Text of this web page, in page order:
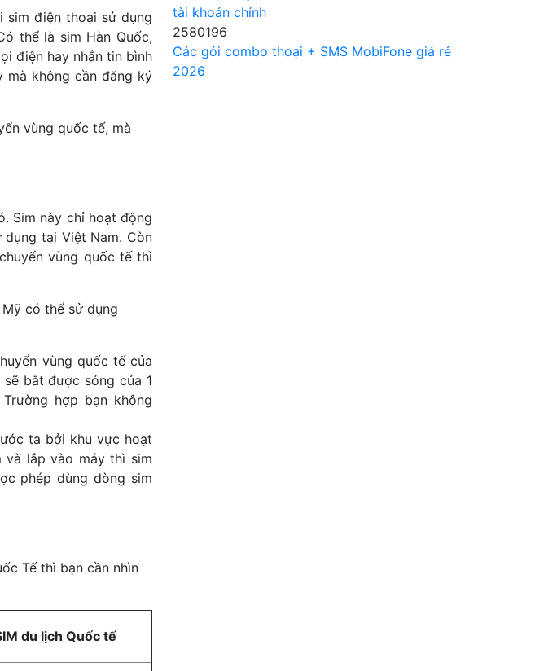
sim điện thoại sử dụng
thể là sim Hàn Quốc,
điện hay nhắn tin bình
mà không cần đăng ký
vùng quốc tế, mà
Sim này chỉ hoạt động
tại Việt Nam. Còn
vùng quốc tế thì
có thể sử dụng
vùng quốc tế của
bắt được sóng của 1
hợp bạn không
ta bởi khu vực hoạt
và lắp vào máy thì sim
phép dùng dòng sim
Tế thì bạn cần nhìn
du lịch Quốc tế
tài khoản chính
2580196
Các gói combo thoại + SMS MobiFone giá rẻ
2026